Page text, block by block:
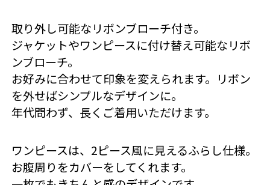
取り外し可能なリボンブローチ付き。
ジャケットやワンピースに付け替え可能なリボ
ンブローチ。
お好みに合わせて印象を変えられます。リボン
を外せばシンプルなデザインに。
年代問わず、長くご着用いただけます。
ワンピースは、2ピース風に見えるふらし仕様。
お腹周りをカバーをしてくれます。